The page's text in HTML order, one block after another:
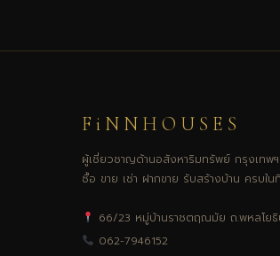
FiNNHOUSES
ผู้เชี่ยวชาญด้านอสังหาริมทรัพย์ กรุงเทพ
ซื้อ ขาย เช่า ฝากขาย รับสร้างบ้าน ครบใน
66/23 หมู่บ้านราชตฤณมัย ถ.พหลโยธิ
062-7946152